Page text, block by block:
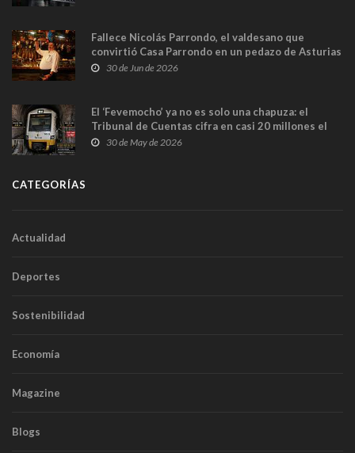
Fallece Nicolás Parrondo, el valdesano que
convirtió Casa Parrondo en un pedazo de Asturias
en Madrid
30 de Jun de 2026
El ‘Fevemocho’ ya no es solo una chapuza: el
Tribunal de Cuentas cifra en casi 20 millones el
sobrecoste de los trenes que no cabían por los
30 de May de 2026
CATEGORÍAS
Actualidad
Deportes
Sostenibilidad
Economía
Magazine
Blogs